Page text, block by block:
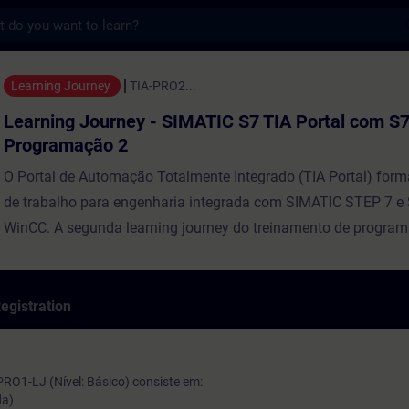
- SIMATIC S7 TIA Portal com S7-
Learning Journey TIA-PRO2...
Learning Journey - SIMATIC S7 TIA Portal com
Programação 2
O Portal de Automação Totalmente Integrado (TIA Portal)
de trabalho para engenharia integrada com SIMATIC STEP 7 e
WinCC. A segunda learning journey do treinamento de
STEP 7, SIMATIC S7, HMI e PROFINET IO. Você expandirá seu
sobre operações complexas e a reutilização de blocos de
de dados complexos, a avaliação e o tratamento de erros
LJ (Nível: Básico) consiste em: